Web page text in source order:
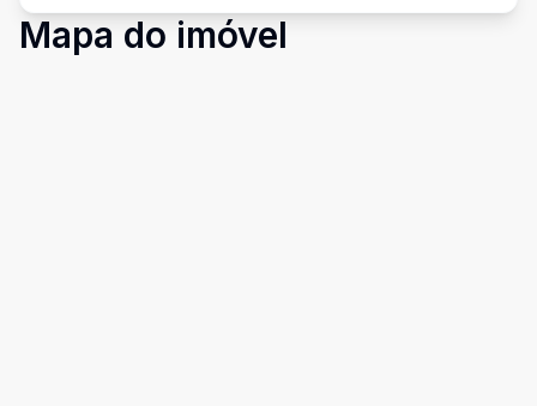
Mapa do imóvel